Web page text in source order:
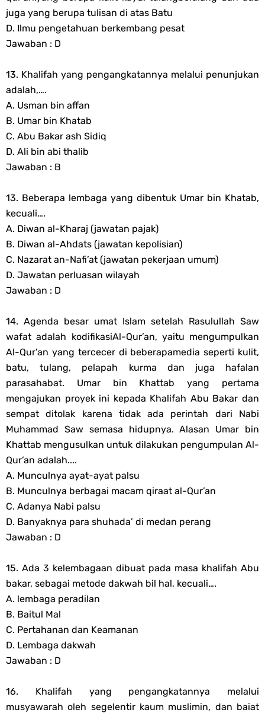
juga yang berupa tulisan di atas Batu
D. Ilmu pengetahuan berkembang pesat
Jawaban : D
13. Khalifah yang pengangkatannya melalui penunjukan
adalah,….
A. Usman bin affan
B. Umar bin Khatab
C. Abu Bakar ash Sidiq
D. Ali bin abi thalib
Jawaban : B
13. Beberapa lembaga yang dibentuk Umar bin Khatab,
kecuali….
A. Diwan al-Kharaj (jawatan pajak)
B. Diwan al-Ahdats (jawatan kepolisian)
C. Nazarat an-Nafi’at (jawatan pekerjaan umum)
D. Jawatan perluasan wilayah
Jawaban : D
14. Agenda besar umat Islam setelah Rasulullah Saw
wafat adalah kodifikasiAl-Qur’an, yaitu mengumpulkan
Al-Qur’an yang tercecer di beberapamedia seperti kulit,
batu, tulang, pelapah kurma dan juga hafalan
parasahabat. Umar bin Khattab yang pertama
mengajukan proyek ini kepada Khalifah Abu Bakar dan
sempat ditolak karena tidak ada perintah dari Nabi
Muhammad Saw semasa hidupnya. Alasan Umar bin
Khattab mengusulkan untuk dilakukan pengumpulan Al-
Qur’an adalah....
A. Munculnya ayat-ayat palsu
B. Munculnya berbagai macam qiraat al-Qur’an
C. Adanya Nabi palsu
D. Banyaknya para shuhada’ di medan perang
Jawaban : D
15. Ada 3 kelembagaan dibuat pada masa khalifah Abu
bakar, sebagai metode dakwah bil hal, kecuali….
A. lembaga peradilan
B. Baitul Mal
C. Pertahanan dan Keamanan
D. Lembaga dakwah
Jawaban : D
16. Khalifah yang pengangkatannya melalui
musyawarah oleh segelentir kaum muslimin, dan baiat